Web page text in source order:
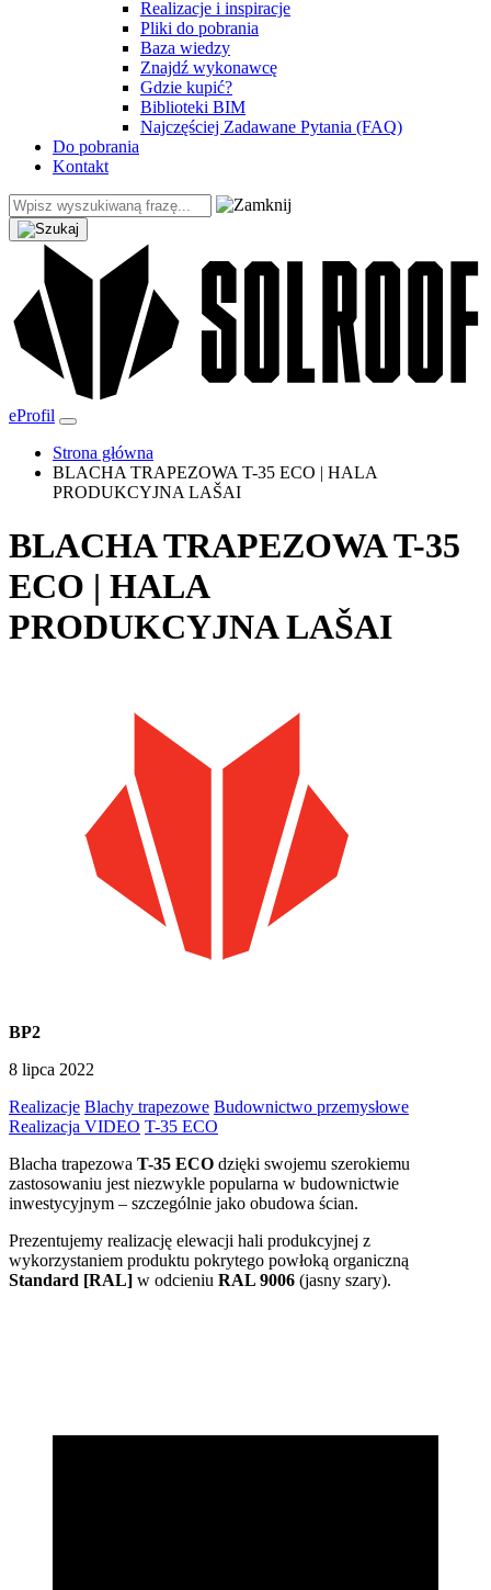
Realizacje i inspiracje
Pliki do pobrania
Baza wiedzy
Znajdź wykonawcę
Gdzie kupić?
Biblioteki BIM
Najczęściej Zadawane Pytania (FAQ)
Do pobrania
Kontakt
eProfil
Strona główna
BLACHA TRAPEZOWA T-35 ECO | HALA
PRODUKCYJNA LAŠAI
BLACHA TRAPEZOWA T-35
ECO | HALA
PRODUKCYJNA LAŠAI
BP2
8 lipca 2022
Realizacje Blachy trapezowe Budownictwo przemysłowe
Realizacja VIDEO T-35 ECO
Blacha trapezowa T-35 ECO dzięki swojemu szerokiemu
zastosowaniu jest niezwykle popularna w budownictwie
inwestycyjnym – szczególnie jako obudowa ścian.
Prezentujemy realizację elewacji hali produkcyjnej z
wykorzystaniem produktu pokrytego powłoką organiczną
Standard [RAL] w odcieniu RAL 9006 (jasny szary).